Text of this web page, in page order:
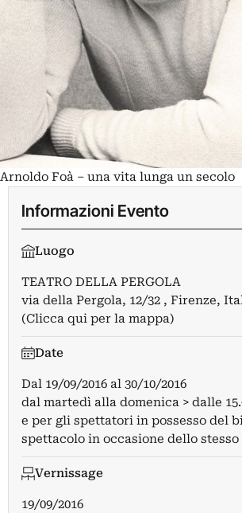
Arnoldo Foà – una vita lunga un secolo
Informazioni Evento
Luogo
TEATRO DELLA PERGOLA
via della Pergola, 12/32 , Firenze,
(Clicca qui per la mappa)
Date
Dal 19/09/2016 al 30/10/2016
dal martedì alla domenica > dalle
e per gli spettatori in possesso del
spettacolo in occasione dello stesso
Vernissage
19/09/2016